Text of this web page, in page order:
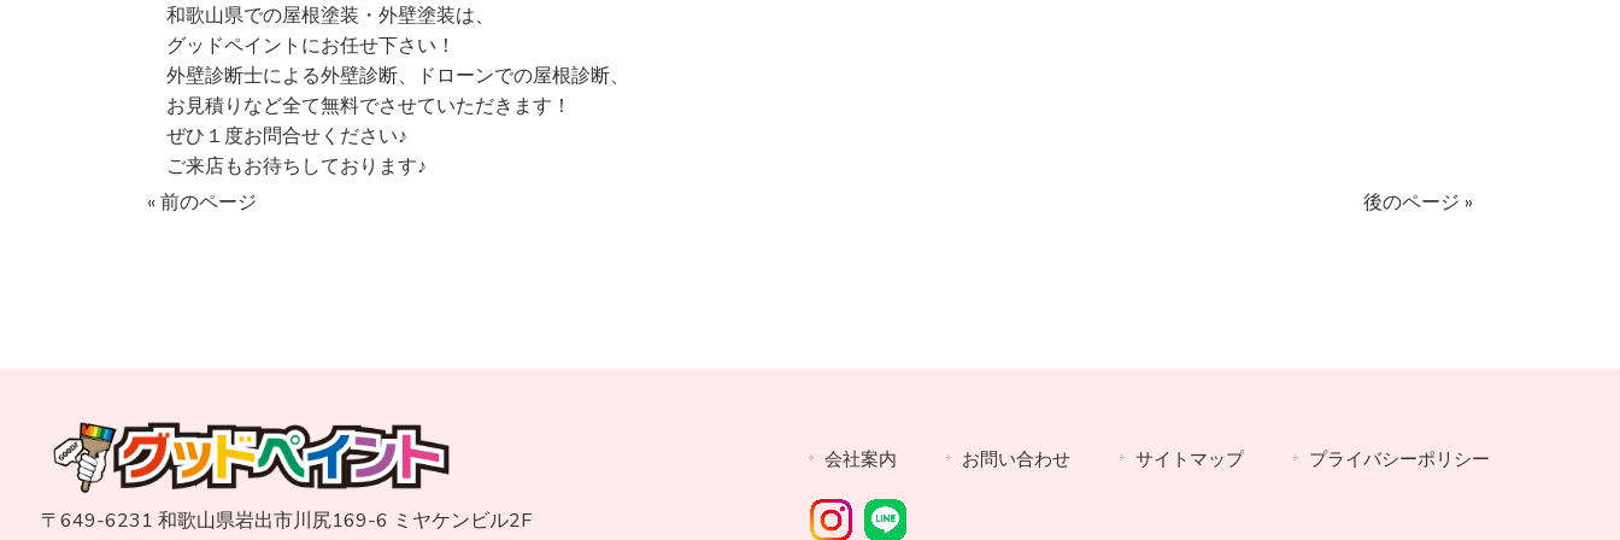
和歌山県での屋根塗装・外壁塗装は、
グッドペイントにお任せ下さい！
外壁診断士による外壁診断、ドローンでの屋根診断、
お見積りなど全て無料でさせていただきます！
ぜひ１度お問合せください♪
ご来店もお待ちしております♪
« 前のページ
後のページ »
〒649-6231 和歌山県岩出市川尻169-6 ミヤケンビル2F
会社案内 お問い合わせ サイトマップ プライバシーポリシー